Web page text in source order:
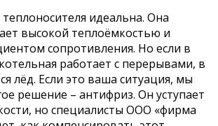
идеальна. Она
высокой теплоёмкостью и
сопротивления. Но если в
работает с перерывами, в
лёд. Если это ваша ситуация, мы
решение – антифриз. Он уступает
но специалисты ООО «фирма